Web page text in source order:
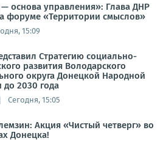
основа управления»: Глава ДНР
форуме «Территории смыслов»
15:09
Стратегию социально-
развития Володарского
округа Донецкой Народной
до 2030 года
Сегодня, 15:05
Акция «Чистый четверг» во
Донецка!